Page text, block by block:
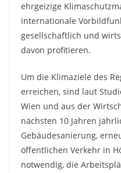
ehrgeizige
internationale
gesellschaftlich und
davon profitieren.
Um die Klimaziele des
erreichen, sind laut
Wien und aus der
nächsten 10 Jahren
Gebäudesanierung,
öffentlichen Verkehr in
notwendig, die